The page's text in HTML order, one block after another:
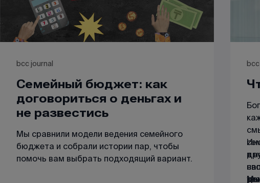
bcc journal
Семейный бюджет: как
договориться о деньгах и
не развестись
Мы сравнили модели ведения семейного
бюджета и собрали истории пар, чтобы
помочь вам выбрать подходящий вариант.
в
Мы